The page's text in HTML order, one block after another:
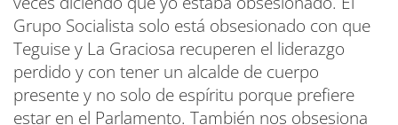
Grupo Socialista solo está obsesionado con que
Teguise y La Graciosa recuperen el liderazgo
perdido y con tener un alcalde de cuerpo
presente y no solo de espíritu porque prefiere
estar en el Parlamento. También nos obsesiona